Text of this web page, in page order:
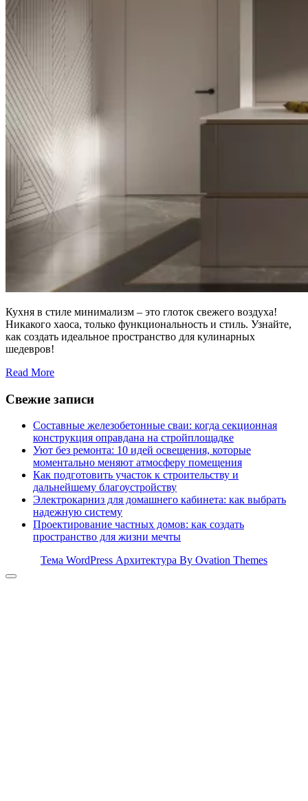
Кухня в стиле минимализм – это глоток свежего воздуха!
Никакого хаоса, только функциональность и стиль. Узнайте,
как создать идеальное пространство для кулинарных
шедевров!
Read More
Свежие записи
Составные железобетонные сваи: когда секционная
конструкция оправдана на стройплощадке
Уют без ремонта: 10 идей освещения, которые
моментально меняют атмосферу помещения
Как подготовить участок к строительству и
дальнейшему благоустройству
Электрокарниз для домашнего кабинета: как выбрать
надежную систему
Проектирование частных домов: как создать
пространство для жизни мечты
Тема WordPress Архитектура By Ovation Themes